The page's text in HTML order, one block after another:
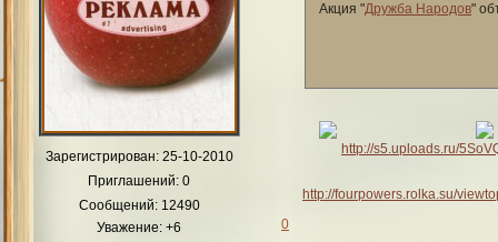
Зарегистрирован: 25-10-2010
Приглашений: 0
Сообщений:12490
Уважение: +6
Акция "Дружба Народов"
http://fourpowers.rolka.su/
0